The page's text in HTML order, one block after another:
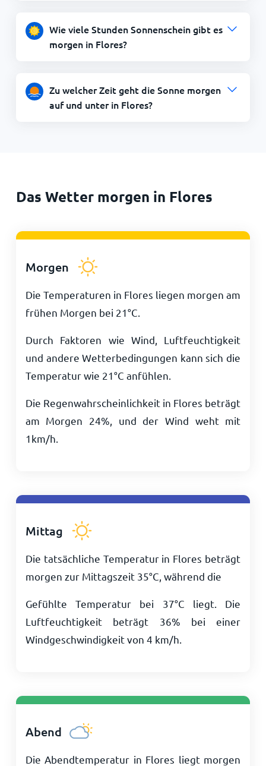
Wie viele Stunden Sonnenschein gibt es
morgen in Flores?
Zu welcher Zeit geht die Sonne morgen
auf und unter in Flores?
Das Wetter morgen in Flores
Morgen
Die Temperaturen in Flores liegen morgen am
frühen Morgen bei 21°C
Durch Faktoren wie Wind, Luftfeuchtigkeit
und andere Wetterbedingungen kann sich die
Temperatur wie 21°C anfühlen.
Die Regenwahrscheinlichkeit in Flores beträgt
am Morgen 24%, und der Wind weht mit
1km/h
Mittag
Die tatsächliche Temperatur in Flores beträgt
morgen zur Mittagszeit 35°C , während die
Gefühlte Temperatur bei 37°C liegt. Die
Luftfeuchtigkeit beträgt 36% bei einer
Windgeschwindigkeit von 4 km/h
Abend
Die Abendtemperatur in Flores liegt morgen